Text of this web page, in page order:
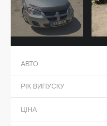
АВТО
РІК ВИПУСКУ
ЦІНА